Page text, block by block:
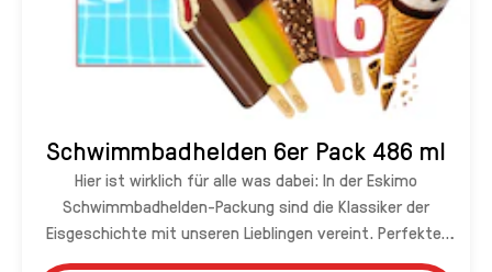
Schwimmbadhelden 6er Pack 486 ml
Hier ist wirklich für alle was dabei: In der Eskimo
Schwimmbadhelden-Packung sind die Klassiker der
Eisgeschichte mit unseren Lieblingen vereint. Perfekter
Genuss zum Teilen mit Freunden!